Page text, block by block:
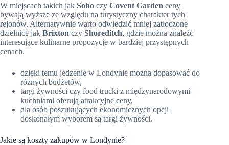
W miejscach takich jak Soho czy Covent Garden ceny
bywają wyższe ze względu na turystyczny charakter tych
rejonów. Alternatywnie warto odwiedzić mniej zatłoczone
dzielnice jak Brixton czy Shoreditch, gdzie można znaleźć
interesujące kulinarne propozycje w bardziej przystępnych
cenach.
dzięki temu jedzenie w Londynie można dopasować do
różnych budżetów,
targi żywności czy food trucki z międzynarodowymi
kuchniami oferują atrakcyjne ceny,
dla osób poszukujących ekonomicznych opcji
doskonałym wyborem są targi żywności.
Jakie są koszty zakupów w Londynie?